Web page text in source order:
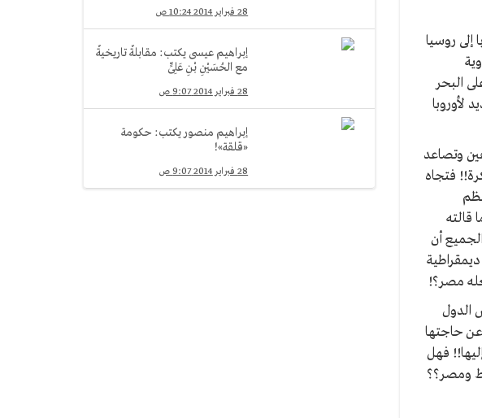
إلى روسيا
أحد موانيها على البحر
لأوروبا
وتصاعد
فتجاه
قالته
أن
مصر؟!
الدول
عن حاجتها
فهل
ومصر؟؟
28 فبراير 2014 10:24 ص
إبراهيم عيسى يكتب: مقابلةٌ تاريخيةٌ
مع الحُسَيْنِ بْنِ عَلِىٍّ
28 فبراير 2014 9:07 ص
إبراهيم منصور يكتب: حكومة
«قلقة»!
28 فبراير 2014 9:07 ص